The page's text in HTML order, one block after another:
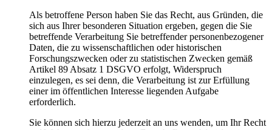
Als betroffene Person haben Sie das Recht, aus Gründen, die
sich aus Ihrer besonderen Situation ergeben, gegen die Sie
betreffende Verarbeitung Sie betreffender personenbezogener
Daten, die zu wissenschaftlichen oder historischen
Forschungszwecken oder zu statistischen Zwecken gemäß
Artikel 89 Absatz 1 DSGVO erfolgt, Widerspruch
einzulegen, es sei denn, die Verarbeitung ist zur Erfüllung
einer im öffentlichen Interesse liegenden Aufgabe
erforderlich.
Sie können sich hierzu jederzeit an uns wenden, um Ihr Recht